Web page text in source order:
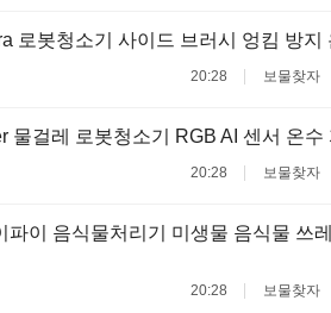
로봇청소기 사이드 브러시 엉킴 방지
20:28 보물찾자
물걸레 로봇청소기 RGB AI 센서 온수
20:28 보물찾자
파이 음식물처리기 미생물 음식물 쓰
20:28 보물찾자